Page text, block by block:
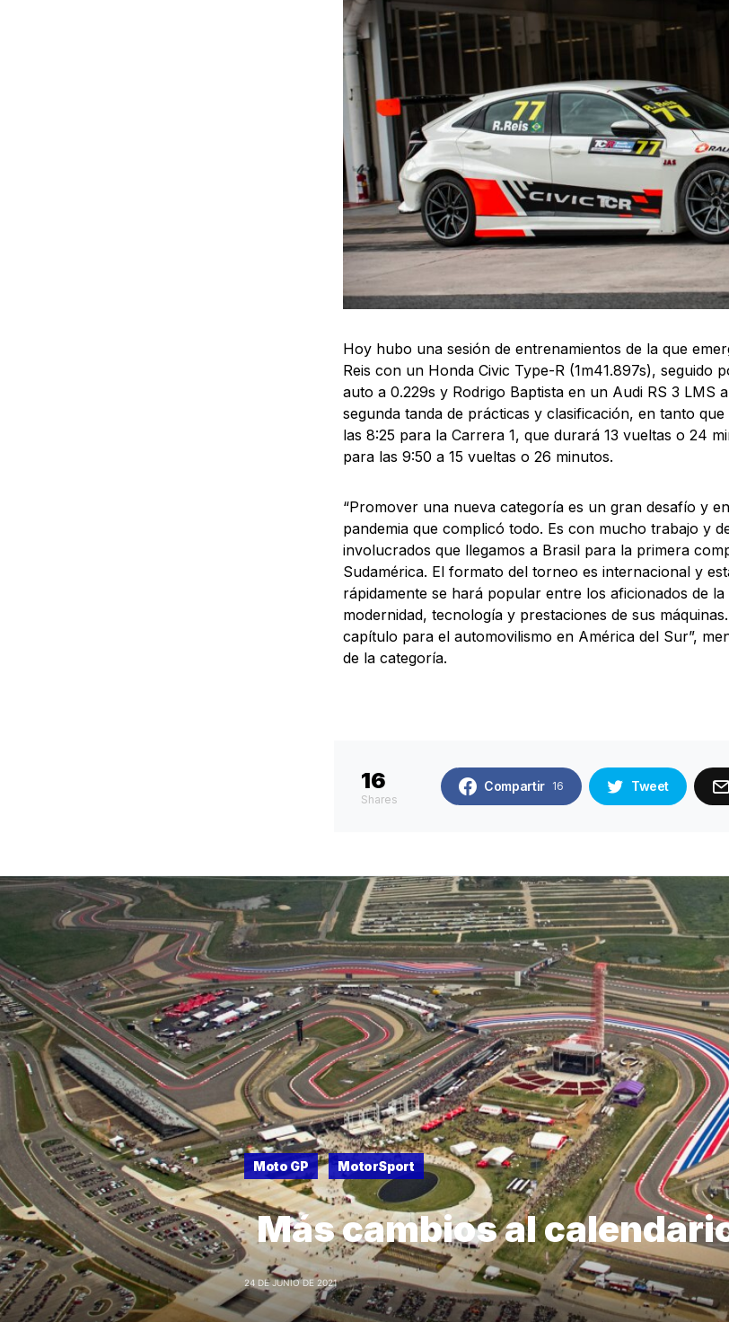
Hoy hubo una sesión de entrenamientos de la que
Reis con un Honda Civic Type-R (1m41.897s), seguido
auto a 0.229s y Rodrigo Baptista en un Audi RS 3 LMS
segunda tanda de prácticas y clasificación, en tanto
las 8:25 para la Carrera 1, que durará 13 vueltas o 24
para las 9:50 a 15 vueltas o 26 minutos.
“Promover una nueva categoría es un gran desafío y
pandemia que complicó todo. Es con mucho trabajo y
involucrados que llegamos a Brasil para la primera
Sudamérica. El formato del torneo es internacional y
rápidamente se hará popular entre los aficionados de
modernidad, tecnología y prestaciones de sus
capítulo para el automovilismo en América del Sur”,
de la categoría.
16
Shares
Compartir 16 Tweet
Moto GP MotorSport
Más cambios al
24 DE JUNIO DE 2021